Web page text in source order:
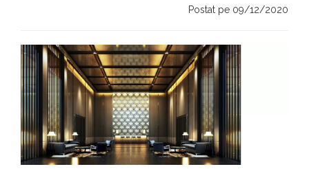
Postat pe 09/12/2020